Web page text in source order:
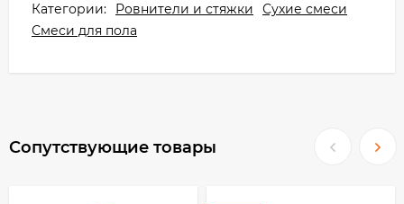
подвалы).
Не эксплуатировать без покрытия.
Категории: Ровнители и стяжки
Сухие смеси
Смеси для пола
Сопутствующие товары